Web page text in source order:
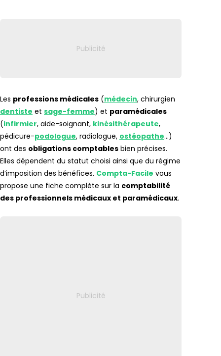
Les professions médicales (médecin, chirurgien
dentiste et sage-femme) et paramédicales
(infirmier, aide-soignant, kinésithérapeute,
pédicure-podologue, radiologue, ostéopathe…)
ont des obligations comptables bien précises.
Elles dépendent du statut choisi ainsi que du régime
d’imposition des bénéfices. Compta-Facile vous
propose une fiche complète sur la comptabilité
des professionnels médicaux et paramédicaux.